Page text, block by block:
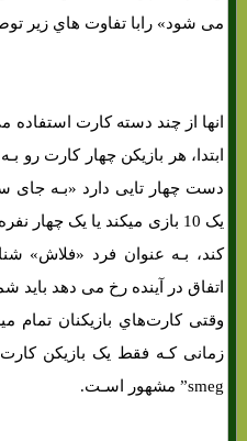
می شود» رابا تفاوت هاي‌ زیر
انها از چند دسته کارت استفاده
ابتدا، هر بازیکن چهار کارت رو
دست چهار تایی دارد «بـه
یک 10 بازی میکند یا یک چهار
کند، بـه عنوان فرد «فلاش»
اتفاق در آینده رخ می دهد باید
وقتی کارت‌هاي‌ بازیکنان تمام
زمانی کـه فقط یک بازیکن کارت
smeg” مشهور اسـت.